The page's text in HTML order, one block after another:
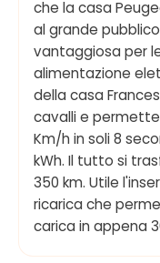
che la casa
al grande
vantaggiosa per
alimentazione
della casa
cavalli e permette
Km/h in soli 8
kWh. Il tutto si
350 km. Utile
ricarica che
carica in appena